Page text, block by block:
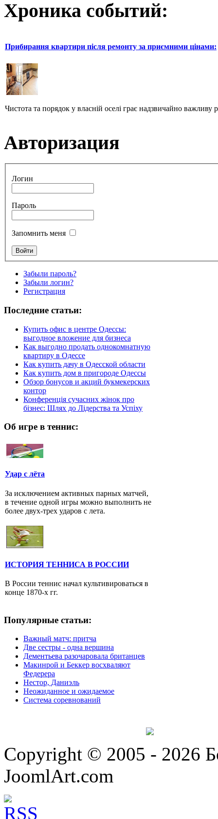
Хроника событий:
Прибирання квартири після ремонту за приємними цінами:
Чистота та порядок у власній оселі грає надзвичайно
Авторизация
Логин
Пароль
Запомнить меня
Забыли пароль?
Забыли логин?
Регистрация
Последние статьи:
Купить офис в центре Одессы:
выгодное вложение для бизнеса
Как выгодно продать однокомнатную
квартиру в Одессе
Как купить дачу в Одесской области
Как купить дом в пригороде Одессы
Обзор бонусов и акций букмекерских
контор
Конференція сучасних жінок про
бізнес: Шлях до Лідерства та Успіху
Об игре в теннис:
Удар с лёта
За исключением активных парных матчей,
в течение одной игры можно выполнить не
более двух-трех ударов с лета.
ИСТОРИЯ ТЕННИСА В РОССИИ
В России теннис начал культивироваться в
конце 1870-х гг.
Популярные статьи:
Важный матч: притча
Две сестры - одна вершина
Дементьева разочаровала британцев
Макинрой и Беккер восхваляют
Федерера
Нестор, Даниэль
Неожиданное и ожидаемое
Система соревнований
Copyright © 2005 - 2026
JoomlArt.com